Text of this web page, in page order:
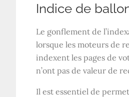
Indice de
Le gonflement de
lorsque les moteurs de
indexent les pages de
n’ont pas de valeur de
Il est essentiel de